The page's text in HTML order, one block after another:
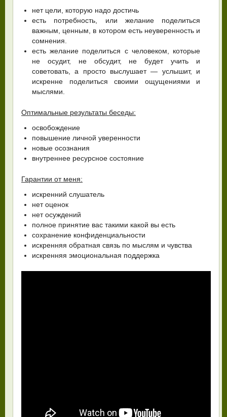
нет цели, которую надо достичь
есть потребность, или желание поделиться
важным, ценным, в котором есть неуверенность и
сомнения.
есть желание поделиться с человеком, которые
не осудит, не обсудит, не будет учить и
советовать, а просто выслушает — услышит, и
искренне поделиться своими ощущениями и
мыслями.
Оптимальные результаты беседы:
освобождение
повышение личной уверенности
новые осознания
внутреннее ресурсное состояние
Гарантии от меня:
искренний слушатель
нет оценок
нет осуждений
полное принятие вас такими какой вы есть
сохранение конфиденциальности
искренняя обратная связь по мыслям и чувства
искренняя эмоциональная поддержка